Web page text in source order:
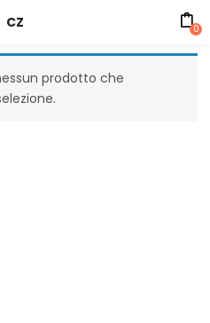
CZ 0
prodotto che